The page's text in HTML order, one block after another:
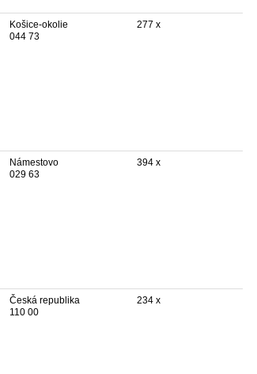
Košice-okolie
044 73
277 x
Námestovo
029 63
394 x
Česká republika
110 00
234 x